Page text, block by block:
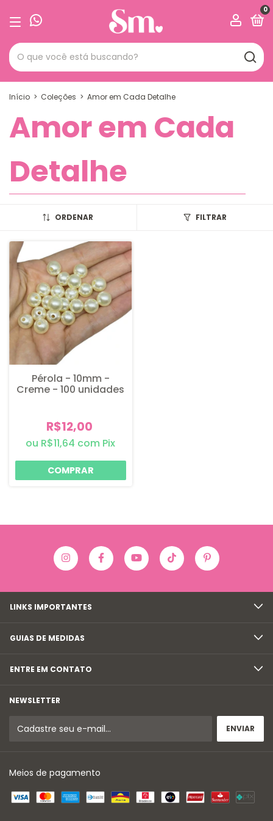
0
Início > Coleções > Amor em Cada Detalhe
Amor em Cada
Detalhe
ORDENAR FILTRAR
Pérola - 10mm -
Creme - 100 unidades
R$12,00
R$11,64 com Pix
LINKS IMPORTANTES
GUIAS DE MEDIDAS
ENTRE EM CONTATO
NEWSLETTER
Meios de pagamento